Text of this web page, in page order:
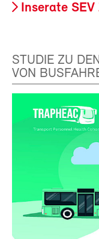
Inserate
STUDIE ZU
VON